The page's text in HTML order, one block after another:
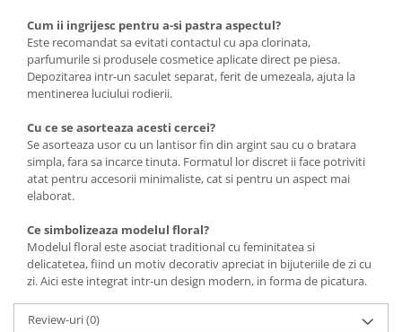
Cum ii ingrijesc pentru a-si pastra aspectul?
Este recomandat sa evitati contactul cu apa clorinata,
parfumurile si produsele cosmetice aplicate direct pe piesa.
Depozitarea intr-un saculet separat, ferit de umezeala, ajuta la
mentinerea luciului rodierii.
Cu ce se asorteaza acesti cercei?
Se asorteaza usor cu un lantisor fin din argint sau cu o bratara
simpla, fara sa incarce tinuta. Formatul lor discret ii face potriviti
atat pentru accesorii minimaliste, cat si pentru un aspect mai
elaborat.
Ce simbolizeaza modelul floral?
Modelul floral este asociat traditional cu feminitatea si
delicatetea, fiind un motiv decorativ apreciat in bijuteriile de zi cu
zi. Aici este integrat intr-un design modern, in forma de picatura.
Review-uri(0)